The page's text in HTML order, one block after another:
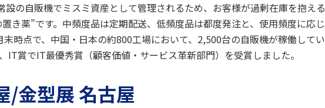
設の自販機でミスミ資産として管理されるため、お客様が過剰在庫を抱える
き薬”です。中頻度品は定期配送、低頻度品は都度発注と、使用頻度に応じ
時点で、中国・日本の約800工場において、2,500台の自販機が稼働してい
IT賞でIT最優秀賞（顧客価値・サービス革新部門）を受賞しました。
/金型展 名古屋